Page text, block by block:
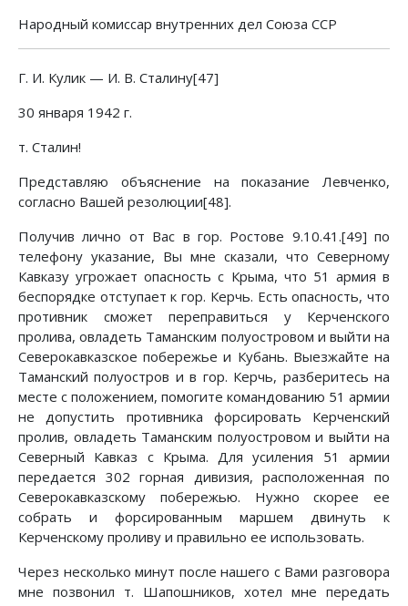
Народный комиссар внутренних дел Союза ССР
Г. И. Кулик — И. В. Сталину[47]
30 января 1942 г.
т. Сталин!
Представляю объяснение на показание Левченко,
согласно Вашей резолюции[48].
Получив лично от Вас в гор. Ростове 9.10.41.[49] по
телефону указание, Вы мне сказали, что Северному
Кавказу угрожает опасность с Крыма, что 51 армия в
беспорядке отступает к гор. Керчь. Есть опасность, что
противник сможет переправиться у Керченского
пролива, овладеть Таманским полуостровом и выйти на
Северокавказское побережье и Кубань. Выезжайте на
Таманский полуостров и в гор. Керчь, разберитесь на
месте с положением, помогите командованию 51 армии
не допустить противника форсировать Керченский
пролив, овладеть Таманским полуостровом и выйти на
Северный Кавказ с Крыма. Для усиления 51 армии
передается 302 горная дивизия, расположенная по
Северокавказскому побережью. Нужно скорее ее
собрать и форсированным маршем двинуть к
Керченскому проливу и правильно ее использовать.
Через несколько минут после нашего с Вами разговора
мне позвонил т. Шапошников, хотел мне передать